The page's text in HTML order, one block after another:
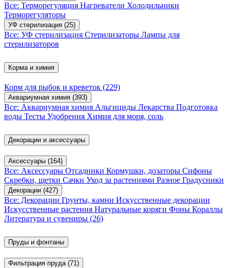
Все: Терморегуляция Нагреватели Холодильники
Терморегуляторы
УФ стерилизация (25)
Все: УФ стерилизация Стерилизаторы Лампы для
стерилизаторов
Корма и химия
Корм для рыбок и креветок (229)
Аквариумная химия (393)
Все: Аквариумная химия Альгициды Лекарства Подготовка
воды Тесты Удобрения Химия для моря, соль
Декорации и аксессуары
Аксессуары (164)
Все: Аксессуары Отсадники Кормушки, дозаторы Сифоны
Скребки, щетки Сачки Уход за растениями Разное Градусники
Декорации (427)
Все: Декорации Грунты, камни Искусственные декорации
Искусственные растения Натуральные коряги Фоны Кораллы
Литература и сувениры (26)
Пруды и фонтаны
Фильтрация пруда (71)